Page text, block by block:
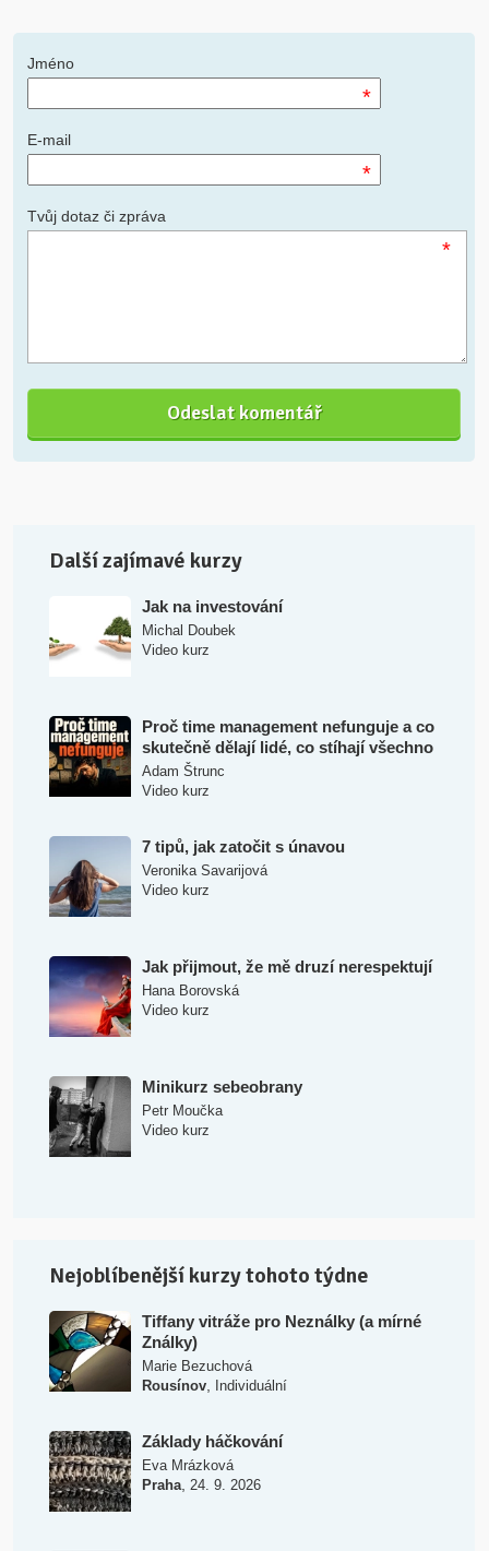
Jméno
*
E-mail
*
Tvůj dotaz či zpráva
*
Další zajímavé kurzy
Jak na investování
Michal Doubek
Video kurz
Proč time management nefunguje a co
skutečně dělají lidé, co stíhají všechno
Adam Štrunc
Video kurz
7 tipů, jak zatočit s únavou
Veronika Savarijová
Video kurz
Jak přijmout, že mě druzí nerespektují
Hana Borovská
Video kurz
Minikurz sebeobrany
Petr Moučka
Video kurz
Nejoblíbenější kurzy tohoto týdne
Tiffany vitráže pro Neználky (a mírné
Ználky)
Marie Bezuchová
Rousínov, Individuální
Základy háčkování
Eva Mrázková
Praha, 24. 9. 2026